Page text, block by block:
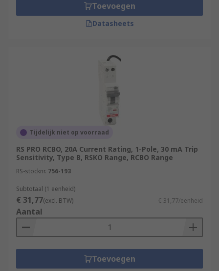
Toevoegen
Datasheets
Tijdelijk niet op voorraad
RS PRO RCBO, 20A Current Rating, 1-Pole, 30 mA Trip
Sensitivity, Type B, RSKO Range, RCBO Range
RS-stocknr. 756-193
Subtotaal (1 eenheid)
€ 31,77(excl. BTW) € 31,77/eenheid
Aantal
Toevoegen